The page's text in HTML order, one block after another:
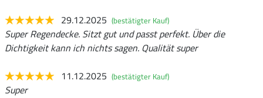
29.12.2025 (bestätigter Kauf)
Super Regendecke. Sitzt gut und passt perfekt. Über die
Dichtigkeit kann ich nichts sagen. Qualität super
11.12.2025 (bestätigter Kauf)
Super